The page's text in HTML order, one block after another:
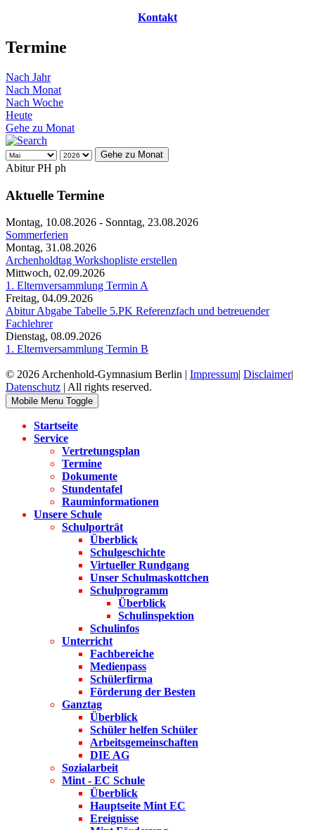
Kontakt
Termine
Nach Jahr
Nach Monat
Nach Woche
Heute
Gehe zu Monat
Gehe zu Monat
Abitur PH ph
Aktuelle Termine
Montag, 10.08.2026 - Sonntag, 23.08.2026
Sommerferien
Montag, 31.08.2026
Archenholdtag Workshopliste erstellen
Mittwoch, 02.09.2026
1. Elternversammlung Termin A
Freitag, 04.09.2026
Abitur Abgabe Tabelle 5.PK Referenzfach und betreuender
Fachlehrer
Dienstag, 08.09.2026
1. Elternversammlung Termin B
© 2026 Archenhold-Gymnasium Berlin | Impressum| Disclaimer|
Datenschutz | All rights reserved.
Mobile Menu Toggle
Startseite
Service
Vertretungsplan
Termine
Dokumente
Stundentafel
Rauminformationen
Unsere Schule
Schulporträt
Überblick
Schulgeschichte
Virtueller Rundgang
Unser Schulmaskottchen
Schulprogramm
Überblick
Schulinspektion
Schulinfos
Unterricht
Fachbereiche
Medienpass
Schülerfirma
Förderung der Besten
Ganztag
Überblick
Schüler helfen Schüler
Arbeitsgemeinschaften
DIE AG
Sozialarbeit
Mint - EC Schule
Überblick
Hauptseite Mint EC
Ereignisse